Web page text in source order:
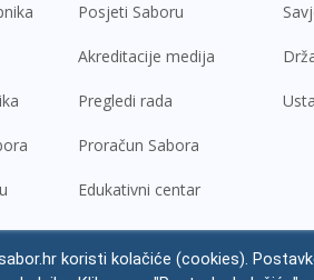
Posjeti Saboru
Akreditacije medija
Pregledi rada
Proračun Sabora
Edukativni centar
koristi kolačiće (cookies).